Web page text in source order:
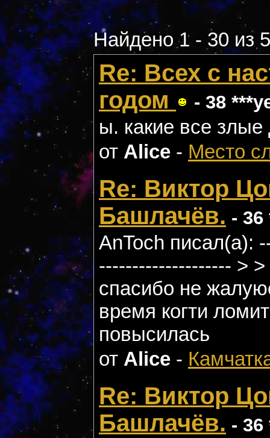
Найдено 1 - 30 из
Re: Всех с
годом
- 38
ы. какие все злые
от Alice - Место
Re: Виктор
Башлачёв. - 36
AnToch писал(а):
-------------------- > >
спасибо не
время когти
повысилась
от Alice -
Re: Виктор
Башлачёв. - 36